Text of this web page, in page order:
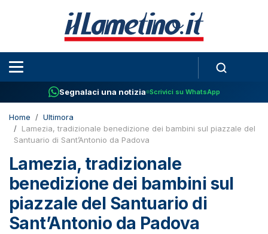
Segnalaci una notizia Scrivici su WhatsApp
Home
Ultimora
Lamezia, tradizionale benedizione dei bambini sul piazzale del
Santuario di Sant’Antonio da Padova
Lamezia, tradizionale
benedizione dei bambini sul
piazzale del Santuario di
Sant’Antonio da Padova